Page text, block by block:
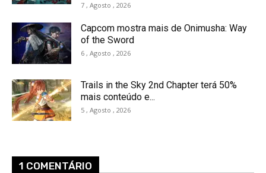
7 , Agosto , 2026
Capcom mostra mais de Onimusha: Way
of the Sword
6 , Agosto , 2026
Trails in the Sky 2nd Chapter terá 50%
mais conteúdo e...
5 , Agosto , 2026
1 COMENTÁRIO